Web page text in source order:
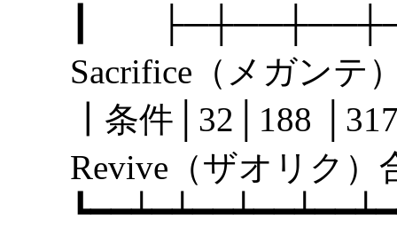
┃
Sacrifice（メガ
┃条件│32│188
Revive（ザオリ